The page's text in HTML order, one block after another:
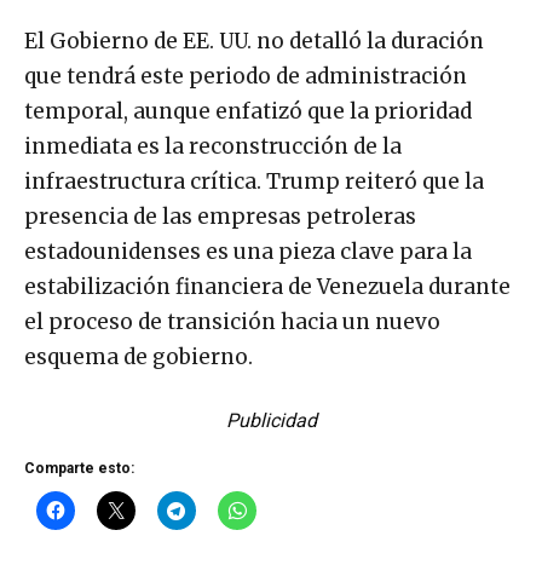
El Gobierno de EE. UU. no detalló la duración
que tendrá este periodo de administración
temporal, aunque enfatizó que la prioridad
inmediata es la reconstrucción de la
infraestructura crítica. Trump reiteró que la
presencia de las empresas petroleras
estadounidenses es una pieza clave para la
estabilización financiera de Venezuela durante
el proceso de transición hacia un nuevo
esquema de gobierno.
Publicidad
Comparte esto: